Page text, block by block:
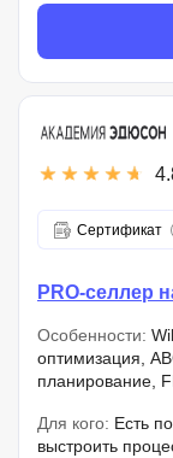
Сертификат
PRO-селлер
Особенности:
оптимизация,
планирование,
Для кого: Есть
выстроить